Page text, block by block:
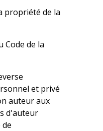
propriété de la
Code de la
et privé
auteur aux
d'auteur